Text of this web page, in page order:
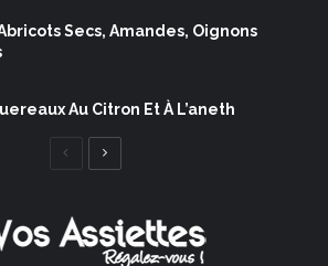
Secs, Amandes, Oignons
Au Citron Et À L’aneth
Page